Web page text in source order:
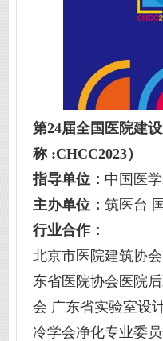
第24届全国医院建
称 :CHCC2023）
指导单位： 中国医
主办单位： 筑医台
行业合作：
北京市医院建筑协
东省医院协会医院
会 广东省实验室设
冷学会净化专业委